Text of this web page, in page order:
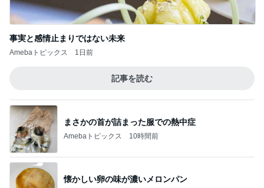
事実と感情止まりではない未来
Amebaトピックス 1日前
記事を読む
まさかの首が詰まった服での熱中症
Amebaトピックス 10時間前
懐かしい卵の味が濃いメロンパン